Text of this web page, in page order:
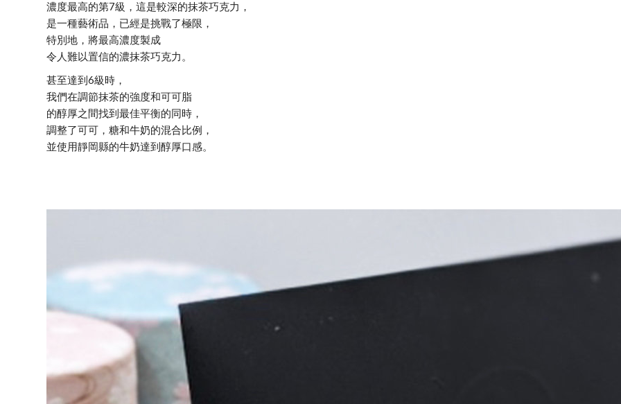
濃度最高的第7級，這是較深的抹茶巧克力，
是一種藝術品，已經是挑戰了極限，
特別地，將最高濃度製成
令人難以置信的濃抹茶巧克力。
甚至達到6級時，
我們在調節抹茶的強度和可可脂
的醇厚之間找到最佳平衡的同時，
調整了可可，糖和牛奶的混合比例，
並使用靜岡縣的牛奶達到醇厚口感。